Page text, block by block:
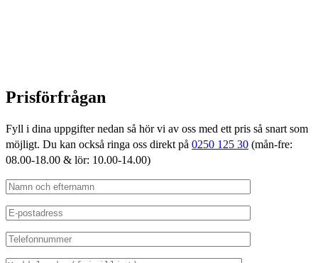
Prisförfrågan
Fyll i dina uppgifter nedan så hör vi av oss med ett pris så snart som
möjligt. Du kan också ringa oss direkt på 0250 125 30 (mån-fre:
08.00-18.00 & lör: 10.00-14.00)